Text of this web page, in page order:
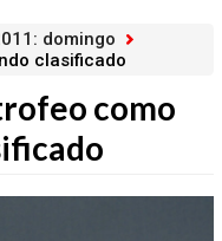
domingo
clasificado
como